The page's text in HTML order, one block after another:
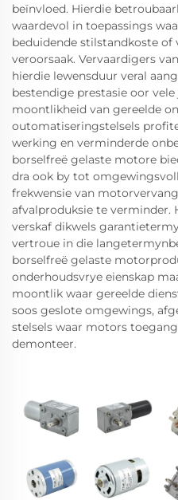
beïnvloed. Hierdie
waardevol in toepassings
beduidende stilstandkoste of
veroorsaak. Vervaardigers
hierdie lewensduur veral
bestendige prestasie oor
moontlikheid van gereelde
outomatiseringstelsels
werking en verminderde
borselfreë gelaste motore
dra ook by tot
frekwensie van
afvalproduksie te verminder.
verskaf dikwels
vertroue in die
borselfreë gelaste
onderhoudsvrye eienskap
moontlik waar gereelde
soos geslote omgewings,
stelsels waar motors
demonteer.